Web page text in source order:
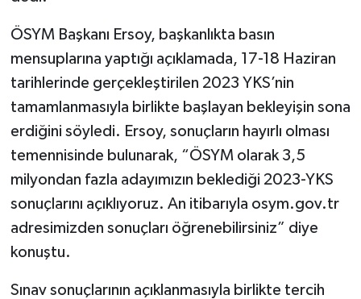
ÖSYM Başkanı Ersoy, başkanlıkta basın
mensuplarına yaptığı açıklamada, 17-18 Haziran
tarihlerinde gerçekleştirilen 2023 YKS’nin
tamamlanmasıyla birlikte başlayan bekleyişin sona
erdiğini söyledi. Ersoy, sonuçların hayırlı olması
temennisinde bulunarak, “ÖSYM olarak 3,5
milyondan fazla adayımızın beklediği 2023-YKS
sonuçlarını açıklıyoruz. An itibarıyla osym.gov.tr
adresimizden sonuçları öğrenebilirsiniz” diye
konuştu.
Sınav sonuçlarının açıklanmasıyla birlikte tercih